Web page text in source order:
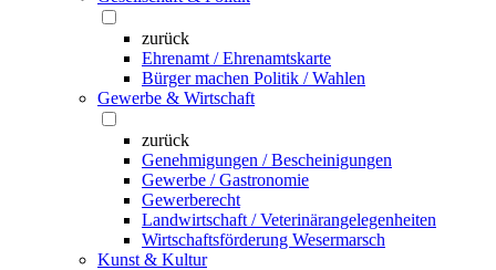
zurück
Ehrenamt / Ehrenamtskarte
Bürger machen Politik / Wahlen
Gewerbe & Wirtschaft
zurück
Genehmigungen / Bescheinigungen
Gewerbe / Gastronomie
Gewerberecht
Landwirtschaft / Veterinärangelegenheiten
Wirtschaftsförderung Wesermarsch
Kunst & Kultur